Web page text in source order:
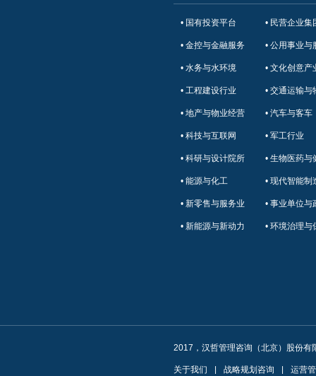
• 国有投资平台 • 民营企业集
• 金控与金融服务 • 公用事业与
• 水务与水环境 • 文化创意产
• 工程建设行业 • 交通运输与
• 地产与物业经营 • 汽车与客车
• 科技与互联网 • 军工行业
• 科研与设计院所 • 生物医药与
• 能源与化工 • 现代智能制
• 新零售与服务业 • 事业单位与
• 新能源与新动力 • 环境治理与
2017，汉哲管理咨询（北京）股份有
关于我们 战略规划咨询 运营